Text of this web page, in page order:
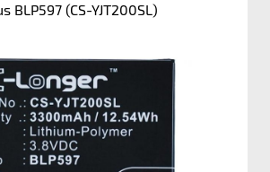
BLP597 (CS-YJT200SL)